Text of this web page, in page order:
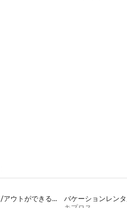
スキーイン/アウトができる宿泊先
バケーションレン